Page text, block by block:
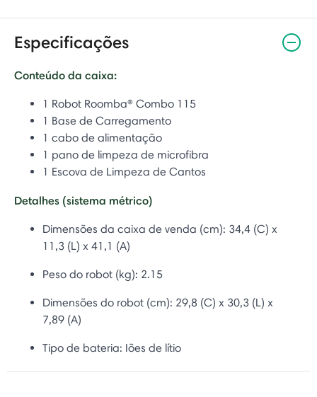
Especificações
Conteúdo da caixa:
1 Robot Roomba® Combo 115
1 Base de Carregamento
1 cabo de alimentação
1 pano de limpeza de microfibra
1 Escova de Limpeza de Cantos
Detalhes (sistema métrico)
Dimensões da caixa de venda (cm): 34,4 (C) x
11,3 (L) x 41,1 (A)
Peso do robot (kg): 2.15
Dimensões do robot (cm): 29,8 (C) x 30,3 (L) x
7,89 (A)
Tipo de bateria: Iões de lítio